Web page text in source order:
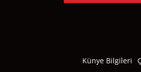
Künye Bilgileri